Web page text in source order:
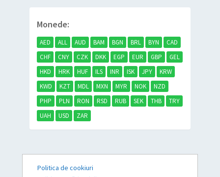
Monede:
AED ALL AUD BAM BGN BRL BYN
CAD
CHF
CNY CZK DKK EGP EUR GBP
GEL
HKD
HRK HUF ILS INR ISK JPY
KRW
KWD
KZT MDL MXN MYR NOK
NZD
PHP
PLN RON RSD RUB SEK THB
TRY
UAH
USD ZAR
Politica de cookiuri